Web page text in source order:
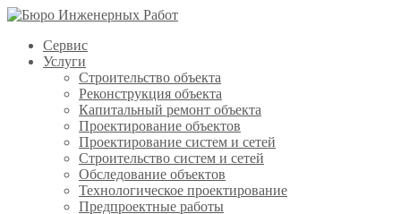
Сервис
Услуги
Строительство объекта
Реконструкция объекта
Капитальный ремонт объекта
Проектирование объектов
Проектирование систем и сетей
Строительство систем и сетей
Обследование объектов
Технологическое проектирование
Предпроектные работы